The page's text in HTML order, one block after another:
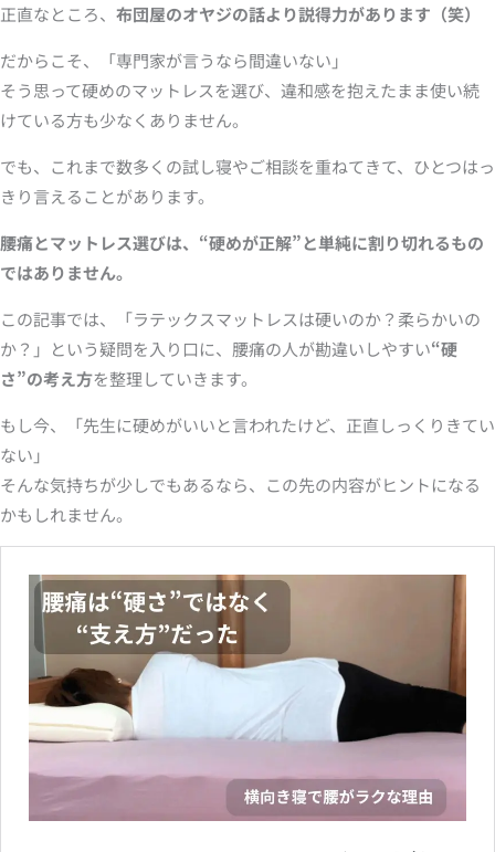
正直なところ、 布団屋のオヤジの話より説得力があります（笑）
だからこそ、「専門家が言うなら間違いない」
そう思って硬めのマットレスを選び、違和感を抱えたまま使い続
けている方も少なくありません。
でも、これまで数多くの試し寝やご相談を重ねてきて、ひとつはっ
きり言えることがあります。
腰痛とマットレス選びは、“硬めが正解”と単純に割り切れるもの
ではありません。
この記事では、「ラテックスマットレスは硬いのか？柔らかいの
か？」という疑問を入り口に、腰痛の人が勘違いしやすい“硬
さ”の考え方を整理していきます。
もし今、「先生に硬めがいいと言われたけど、正直しっくりきてい
ない」
そんな気持ちが少しでもあるなら、この先の内容がヒントになる
かもしれません。